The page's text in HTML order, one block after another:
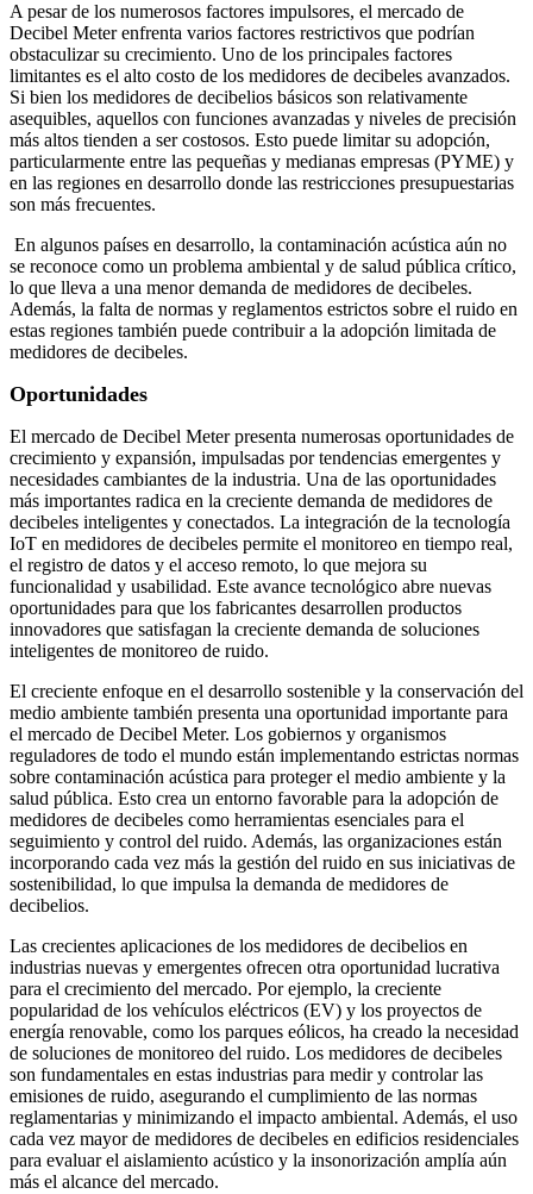
A pesar de los numerosos factores impulsores, el mercado de
Decibel Meter enfrenta varios factores restrictivos que podrían
obstaculizar su crecimiento. Uno de los principales factores
limitantes es el alto costo de los medidores de decibeles avanzados.
Si bien los medidores de decibelios básicos son relativamente
asequibles, aquellos con funciones avanzadas y niveles de precisión
más altos tienden a ser costosos. Esto puede limitar su adopción,
particularmente entre las pequeñas y medianas empresas (PYME) y
en las regiones en desarrollo donde las restricciones presupuestarias
son más frecuentes.
En algunos países en desarrollo, la contaminación acústica aún no
se reconoce como un problema ambiental y de salud pública crítico,
lo que lleva a una menor demanda de medidores de decibeles.
Además, la falta de normas y reglamentos estrictos sobre el ruido en
estas regiones también puede contribuir a la adopción limitada de
medidores de decibeles.
Oportunidades
El mercado de Decibel Meter presenta numerosas oportunidades de
crecimiento y expansión, impulsadas por tendencias emergentes y
necesidades cambiantes de la industria. Una de las oportunidades
más importantes radica en la creciente demanda de medidores de
decibeles inteligentes y conectados. La integración de la tecnología
IoT en medidores de decibeles permite el monitoreo en tiempo real,
el registro de datos y el acceso remoto, lo que mejora su
funcionalidad y usabilidad. Este avance tecnológico abre nuevas
oportunidades para que los fabricantes desarrollen productos
innovadores que satisfagan la creciente demanda de soluciones
inteligentes de monitoreo de ruido.
El creciente enfoque en el desarrollo sostenible y la conservación del
medio ambiente también presenta una oportunidad importante para
el mercado de Decibel Meter. Los gobiernos y organismos
reguladores de todo el mundo están implementando estrictas normas
sobre contaminación acústica para proteger el medio ambiente y la
salud pública. Esto crea un entorno favorable para la adopción de
medidores de decibeles como herramientas esenciales para el
seguimiento y control del ruido. Además, las organizaciones están
incorporando cada vez más la gestión del ruido en sus iniciativas de
sostenibilidad, lo que impulsa la demanda de medidores de
decibelios.
Las crecientes aplicaciones de los medidores de decibelios en
industrias nuevas y emergentes ofrecen otra oportunidad lucrativa
para el crecimiento del mercado. Por ejemplo, la creciente
popularidad de los vehículos eléctricos (EV) y los proyectos de
energía renovable, como los parques eólicos, ha creado la necesidad
de soluciones de monitoreo del ruido. Los medidores de decibeles
son fundamentales en estas industrias para medir y controlar las
emisiones de ruido, asegurando el cumplimiento de las normas
reglamentarias y minimizando el impacto ambiental. Además, el uso
cada vez mayor de medidores de decibeles en edificios residenciales
para evaluar el aislamiento acústico y la insonorización amplía aún
más el alcance del mercado.